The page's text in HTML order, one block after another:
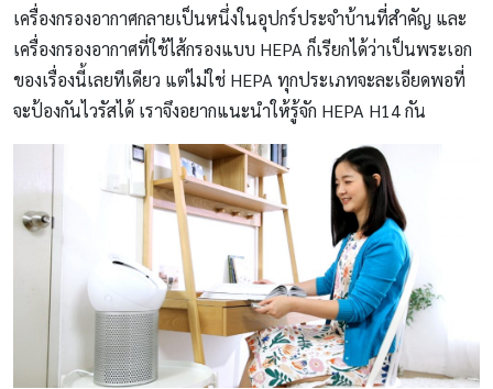
เครื่องกรองอากาศกลายเป็นหนึ่งในอุปกร์ประจำบ้านที่สำคัญ และ
เครื่องกรองอากาศที่ใช้ไส้กรองแบบ HEPA ก็เรียกได้ว่าเป็นพระเอก
ของเรื่องนี้เลยทีเดียว แต่ไม่ใช่ HEPA ทุกประเภทจะละเอียดพอที่
จะป้องกันไวรัสได้ เราจึงอยากแนะนำให้รู้จัก HEPA H14 กัน